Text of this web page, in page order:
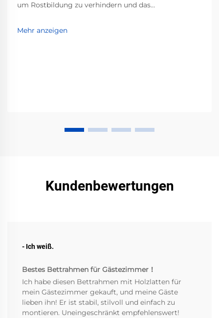
um Rostbildung zu verhindern und das
besten Grundierungen, Lacke und
Vorbereitungstechniken für dauerhafte, professionelle
Mehr anzeigen
Kundenbewertungen
- Ich weiß.
Bestes Bettrahmen für Gästezimmer！
Ich habe diesen Bettrahmen mit Holzlatten für
mein Gästezimmer gekauft, und meine Gäste
lieben ihn! Er ist stabil, stilvoll und einfach zu
montieren. Uneingeschränkt empfehlenswert!